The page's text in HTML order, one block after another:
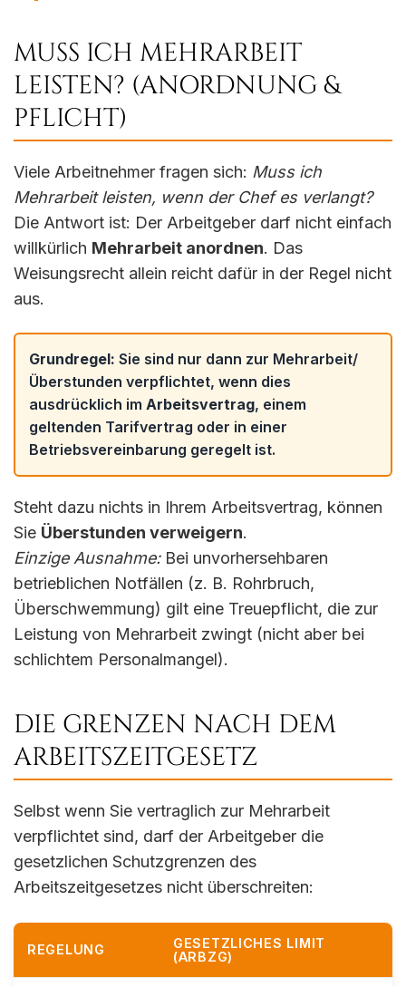
MUSS ICH MEHRARBEIT
LEISTEN? (ANORDNUNG &
PFLICHT)
Viele Arbeitnehmer fragen sich: Muss ich
Mehrarbeit leisten, wenn der Chef es verlangt?
Die Antwort ist: Der Arbeitgeber darf nicht einfach
willkürlich Mehrarbeit anordnen. Das
Weisungsrecht allein reicht dafür in der Regel nicht
aus.
Grundregel: Sie sind nur dann zur Mehrarbeit/
Überstunden verpflichtet, wenn dies
ausdrücklich im Arbeitsvertrag, einem
geltenden Tarifvertrag oder in einer
Betriebsvereinbarung geregelt ist.
Steht dazu nichts in Ihrem Arbeitsvertrag, können
Sie Überstunden verweigern.
Einzige Ausnahme:Bei unvorhersehbaren
betrieblichen Notfällen (z. B. Rohrbruch,
Überschwemmung) gilt eine Treuepflicht, die zur
Leistung von Mehrarbeit zwingt (nicht aber bei
schlichtem Personalmangel).
DIE GRENZEN NACH DEM
ARBEITSZEITGESETZ
Selbst wenn Sie vertraglich zur Mehrarbeit
verpflichtet sind, darf der Arbeitgeber die
gesetzlichen Schutzgrenzen des
Arbeitszeitgesetzes nicht überschreiten:
REGELUNG
GESETZLICHES LIMIT
(ARBZG)